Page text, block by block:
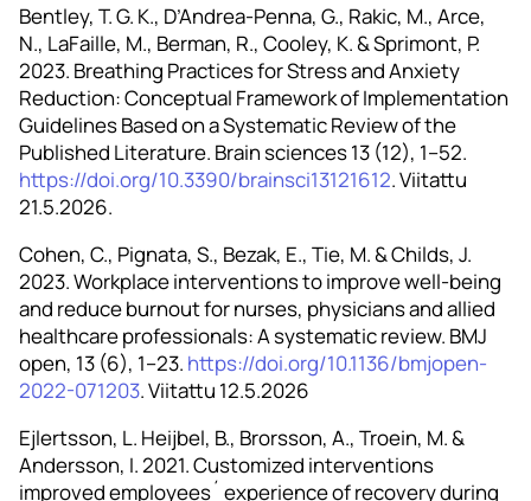
Bentley, T. G. K., D’Andrea-Penna, G., Rakic, M., Arce,
N., LaFaille, M., Berman, R., Cooley, K. & Sprimont, P.
2023. Breathing Practices for Stress and Anxiety
Reduction: Conceptual Framework of Implementation
Guidelines Based on a Systematic Review of the
Published Literature. Brain sciences 13 (12), 1–52.
https://doi.org/10.3390/brainsci13121612. Viitattu
21.5.2026.
Cohen, C., Pignata, S., Bezak, E., Tie, M. & Childs, J.
2023. Workplace interventions to improve well-being
and reduce burnout for nurses, physicians and allied
healthcare professionals: A systematic review. BMJ
open, 13 (6), 1–23. https://doi.org/10.1136/bmjopen-
2022-071203. Viitattu 12.5.2026
Ejlertsson, L. Heijbel, B., Brorsson, A., Troein, M. &
Andersson, I. 2021. Customized interventions
improved employees´ experience of recovery during